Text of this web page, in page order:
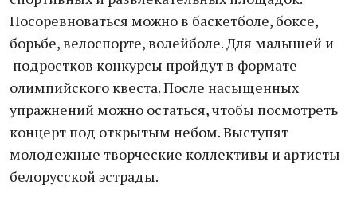
Посоревноваться можно в баскетболе, боксе,
борьбе, велоспорте, волейболе. Для малышей и
подростков конкурсы пройдут в формате
олимпийского квеста. После насыщенных
упражнений можно остаться, чтобы посмотреть
концерт под открытым небом. Выступят
молодежные творческие коллективы и артисты
белорусской эстрады.